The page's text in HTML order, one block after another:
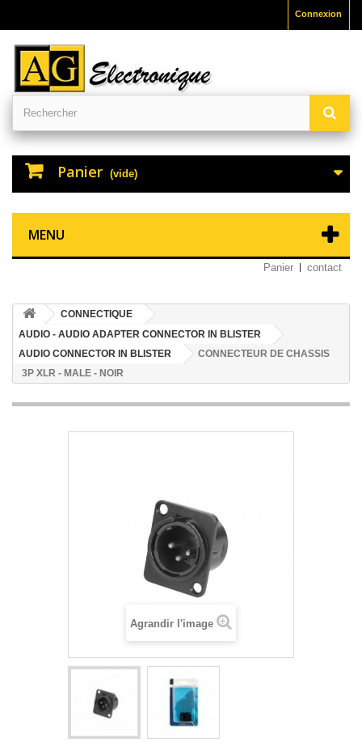
Connexion
Panier (vide)
MENU
Panier contact
CONNECTIQUE
AUDIO - AUDIO ADAPTER CONNECTOR IN BLISTER
AUDIO CONNECTOR IN BLISTER
CONNECTEUR DE CHASSIS
3P XLR - MALE - NOIR
Agrandir l'image